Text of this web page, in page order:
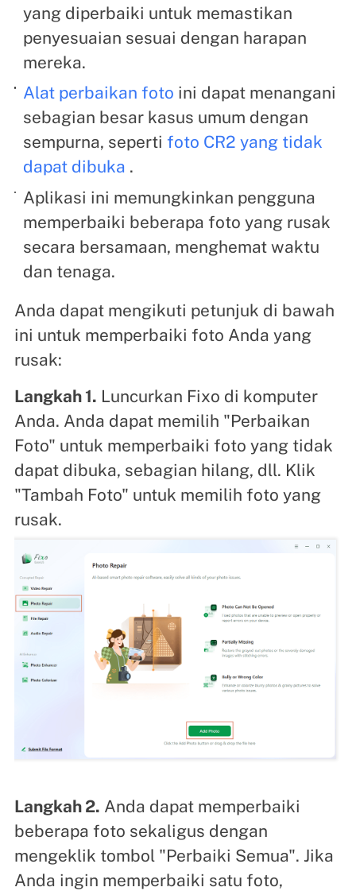
yang diperbaiki untuk memastikan
penyesuaian sesuai dengan harapan
mereka.
Alat perbaikan foto ini dapat menangani
sebagian besar kasus umum dengan
sempurna, sepertifoto CR2 yang tidak
dapat dibuka .
Aplikasi ini memungkinkan pengguna
memperbaiki beberapa foto yang rusak
secara bersamaan, menghemat waktu
dan tenaga.
Anda dapat mengikuti petunjuk di bawah
ini untuk memperbaiki foto Anda yang
rusak:
Langkah 1. Luncurkan Fixo di komputer
Anda. Anda dapat memilih "Perbaikan
Foto" untuk memperbaiki foto yang tidak
dapat dibuka, sebagian hilang, dll. Klik
"Tambah Foto" untuk memilih foto yang
rusak.
Langkah 2. Anda dapat memperbaiki
beberapa foto sekaligus dengan
mengeklik tombol "Perbaiki Semua". Jika
Anda ingin memperbaiki satu foto,